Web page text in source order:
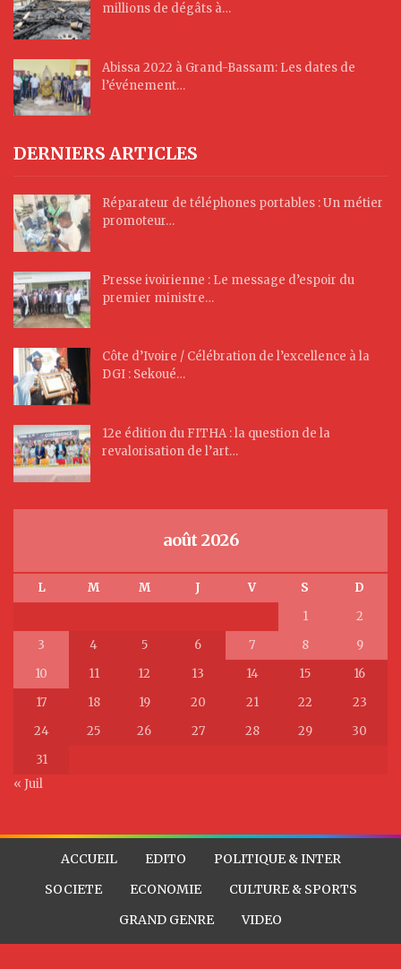
millions de dégâts à…
Abissa 2022 à Grand-Bassam: Les dates de
l’événement…
DERNIERS ARTICLES
Réparateur de téléphones portables : Un métier
promoteur…
Presse ivoirienne : Le message d’espoir du
premier ministre…
Côte d’Ivoire / Célébration de l’excellence à la
DGI : Sekoué…
12e édition du FITHA : la question de la
revalorisation de l’art…
août 2026
L M M J V S
D
1
2
3
4 5 6 7 8
9
10
11 12 13 14 15
16
17
18 19 20 21 22
23
24
25 26 27 28 29
30
31
« Juil
ACCUEIL EDITO
POLITIQUE & INTER
SOCIETE
ECONOMIE
CULTURE & SPORTS
GRAND GENRE
VIDEO